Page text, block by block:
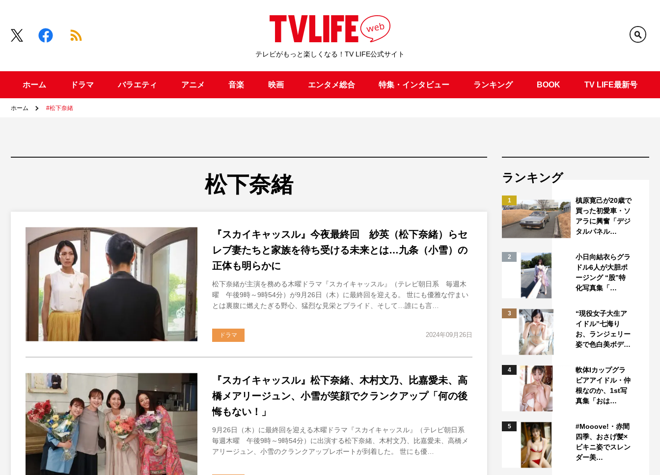
テレビがもっと楽しくなる！TV LIFE公式サイト
ホーム ドラマ バラエティ アニメ 音楽 映画 エンタメ総合 特集・インタビュー ランキング BOOK TV LIFE最新号
ホーム #松下奈緒
松下奈緒
『スカイキャッスル』今夜最終回 紗英（松下奈緒）らセ
レブ妻たちと家族を待ち受ける未来とは…九条（小雪）の
正体も明らかに
松下奈緒が主演を務める木曜ドラマ『スカイキャッスル』（テレビ朝日系 毎週木
曜 午後9時～9時54分）が9月26日（木）に最終回を迎える。 世にも優雅な佇まい
とは裏腹に燃えたぎる野心、猛烈な見栄とプライド、そして…誰にも言…
2024年09月26日
ドラマ
『スカイキャッスル』松下奈緒、木村文乃、比嘉愛未、高
橋メアリージュン、小雪が笑顔でクランクアップ「何の後
悔もない！」
9月26日（木）に最終回を迎える木曜ドラマ『スカイキャッスル』（テレビ朝日系
毎週木曜 午後9時～9時54分）に出演する松下奈緒、木村文乃、比嘉愛未、高橋メ
アリージュン、小雪のクランクアップレポートが到着した。 世にも優…
ランキング
1
槙原寛己が20歳で
買った初愛車・ソ
アラに興奮「デジ
タルパネル…
2
小日向結衣らグラ
ドル6人が大胆ポ
ージング “股”特
化写真集「…
3
“現役女子大生ア
イドル”七海り
お、ランジェリー
姿で色白美ボデ…
4
軟体Iカップグラ
ビアアイドル・仲
根なのか、1st写
真集「おは…
5
#Mooove!・赤間
四季、おさげ髪×
ビキニ姿でスレン
ダー美…